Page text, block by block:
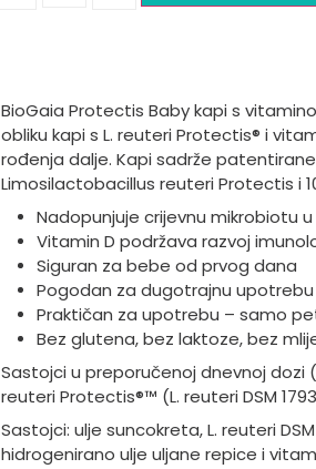
BioGaia Protectis Baby kapi s
obliku kapi s L. reuteri Protectis® i
rođenja dalje. Kapi sadrže
Limosilactobacillus reuteri Protectis i
Nadopunjuje crijevnu mikrobiotu
Vitamin D podržava razvoj
Siguran za bebe od prvog dana
Pogodan za dugotrajnu upotrebu
Praktičan za upotrebu – samo
Bez glutena, bez laktoze, bez
Sastojci u preporučenoj dnevnoj dozi
reuteri Protectis®™ (L. reuteri DSM
Sastojci: ulje suncokreta, L. reuteri
hidrogenirano ulje uljane repice i